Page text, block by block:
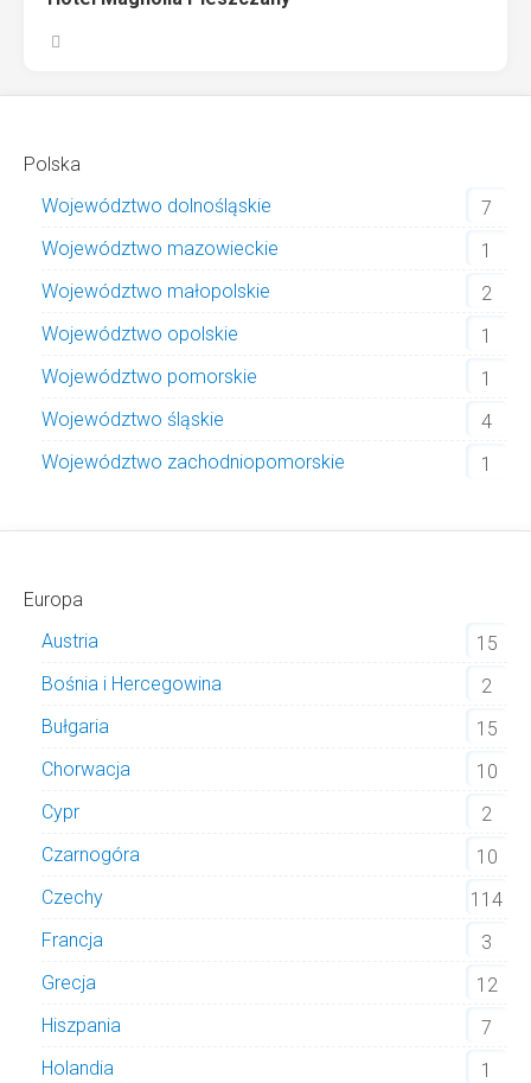
Polska
Województwo dolnośląskie
7
Województwo mazowieckie
1
Województwo małopolskie
2
Województwo opolskie
1
Województwo pomorskie
1
Województwo śląskie
4
Województwo zachodniopomorskie
1
Europa
Austria
15
Bośnia i Hercegowina
2
Bułgaria
15
Chorwacja
10
Cypr
2
Czarnogóra
10
Czechy
114
Francja
3
Grecja
12
Hiszpania
7
Holandia
1